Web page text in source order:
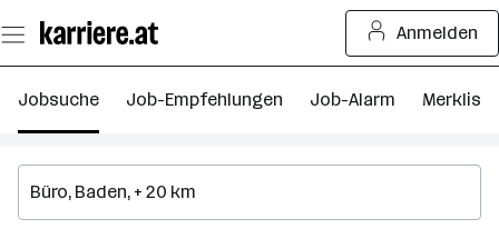
Seiteninhalt
springen
Anmelden
Jobsuche Job-Empfehlungen Job-Alarm Merkliste